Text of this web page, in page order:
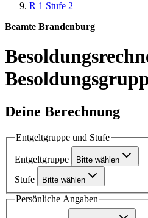
R 1 Stufe 2
Beamte Brandenburg
Deine Berechnung
Entgeltgruppe und Stufe
Entgeltgruppe Bitte wählen
Stufe Bitte wählen
Persönliche Angaben